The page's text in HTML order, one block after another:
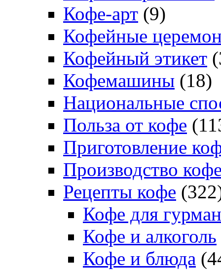
Кофе-арт (9)
Кофейные
Кофейный этикет
Кофемашины (18)
Национальные
Польза от кофе
Приготовление
Производство
Рецепты кофе
Кофе для
Кофе и алкоголь
Кофе и блюда